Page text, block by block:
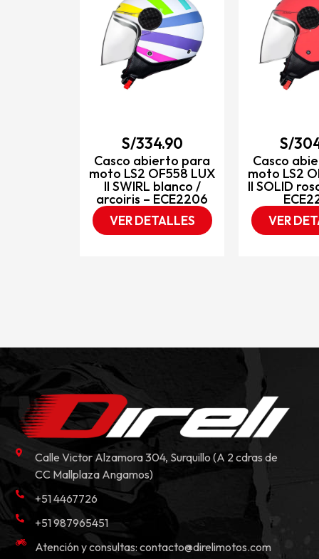
S/334.90
Casco abierto para
moto LS2 OF558 LUX
II SWIRL blanco /
arcoiris – ECE2206
VER DETALLES
S/
Casco
moto LS2
II SOLID
VER
Calle Victor Alzamora 304, Surquillo (A 2 cdras de
CC Mallplaza Angamos)
+51 4467726
+51 987965451
Atención y consultas: contacto@direlimotos.com